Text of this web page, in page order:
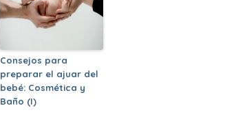
Consejos para
preparar el ajuar del
bebé: Cosmética y
Baño (I)